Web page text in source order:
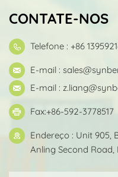
CONTATE-NOS
Telefone : +86
E-mail :
E-mail :
Fax:+86-592-3778517
Endereço : Unit 905,
Anling Second Road,